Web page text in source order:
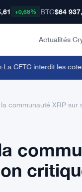
+0,68% BTC$64
Actualités
interdit les cotes
communauté XRP